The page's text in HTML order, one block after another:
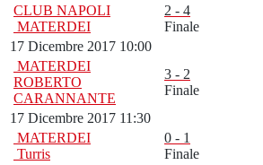
CLUB NAPOLI
MATERDEI
2 - 4
Finale
17 Dicembre 2017 10:00
MATERDEI
ROBERTO
CARANNANTE
3 - 2
Finale
17 Dicembre 2017 11:30
MATERDEI
Turris
0 - 1
Finale